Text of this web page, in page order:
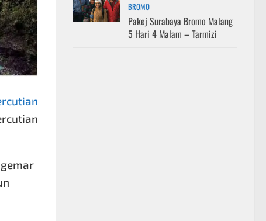
BROMO
Pakej Surabaya Bromo Malang
5 Hari 4 Malam – Tarmizi